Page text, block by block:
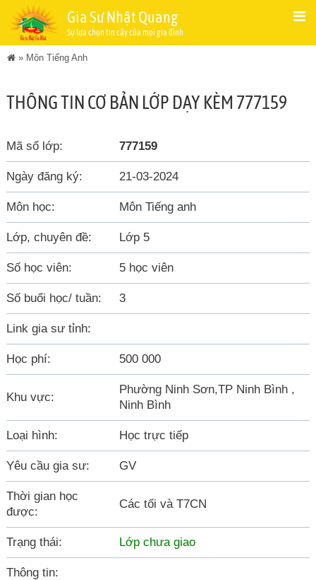
Gia Sư Nhật Quang
Sự lựa chọn tin cậy của mọi gia đình
» Môn Tiếng Anh
THÔNG TIN CƠ BẢN LỚP DẠY KÈM 777159
Mã số lớp: 777159
Ngày đăng ký: 21-03-2024
Môn học: Môn Tiếng anh
Lớp, chuyên đề: Lớp 5
Số học viên: 5 học viên
Số buổi học/ tuần: 3
Link gia sư tỉnh:
Học phí: 500 000
Khu vực:
Phường Ninh Sơn,TP Ninh Bình ,
Ninh Bình
Loại hình: Học trực tiếp
Yêu cầu gia sư: GV
Thời gian học
được:
Các tối và T7CN
Trạng thái: Lớp chưa giao
Thông tin: